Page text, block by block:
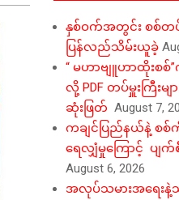
နှစ်ဝက်အတွင်း စစ်တ
ပြန်လည်သိမ်းယူခဲ့
“ မဟာဗျူဟာထိုးစ
လို့ PDF တပ်မှူးကြီးမ
ဆုံးဖြတ် August 7,
ကချင်ပြည်နယ်နဲ့ စစ်
ရေလျှံမှုကြောင့် ပျက်စီ
August 6, 2026
အလုပ်သမားအရေးနဲ့